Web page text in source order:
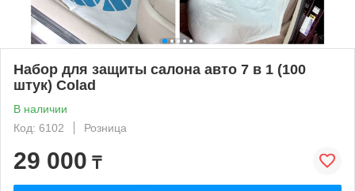
Набор для защиты салона авто 7 в 1 (100
штук) Colad
В наличии
Код: 6102
Розница
29 000 ₸